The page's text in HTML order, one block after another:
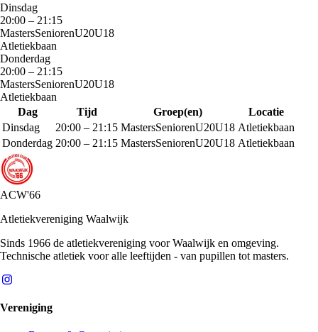
Dinsdag
20:00 – 21:15
MastersSeniorenU20U18
Atletiekbaan
Donderdag
20:00 – 21:15
MastersSeniorenU20U18
Atletiekbaan
Dag
Tijd Groep(en)
Locatie
Dinsdag
20:00 – 21:15 MastersSeniorenU20U18 Atletiekbaan
Donderdag 20:00 – 21:15 MastersSeniorenU20U18 Atletiekbaan
ACW'66
Atletiekvereniging Waalwijk
Sinds 1966 de atletiekvereniging voor Waalwijk en omgeving.
Technische atletiek voor alle leeftijden - van pupillen tot masters.
Vereniging